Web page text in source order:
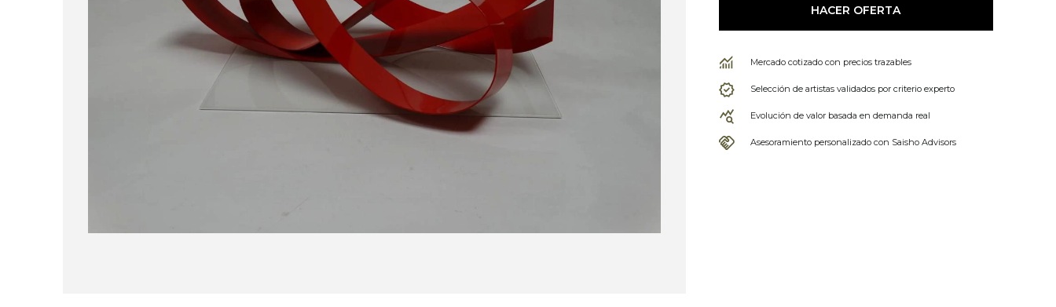
HACER OFERTA
Mercado cotizado con precios trazables
Selección de artistas validados por criterio experto
Evolución de valor basada en demanda real
Asesoramiento personalizado con Saisho Advisors